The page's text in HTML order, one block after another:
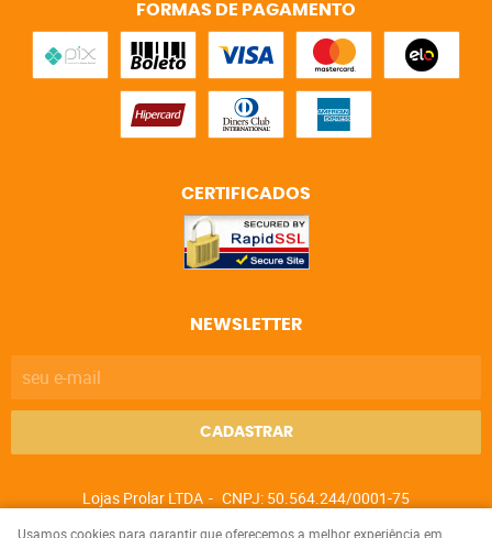
FORMAS DE PAGAMENTO
CERTIFICADOS
NEWSLETTER
CADASTRAR
Lojas Prolar LTDA CNPJ: 50.564.244/0001-75
Usamos cookies para garantir que oferecemos a melhor experiência em